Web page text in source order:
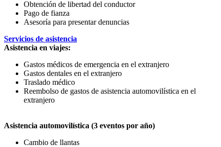
Obtención de libertad del conductor
Pago de fianza
Asesoría para presentar denuncias
Servicios de asistencia
Asistencia en viajes:
Gastos médicos de emergencia en el extranjero
Gastos dentales en el extranjero
Traslado médico
Reembolso de gastos de asistencia automovilística en el
extranjero
Asistencia automovilística (3 eventos por año)
Cambio de llantas